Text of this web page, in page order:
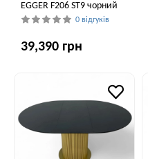
EGGER F206 ST9 чорний
0 відгуків
39,390 грн